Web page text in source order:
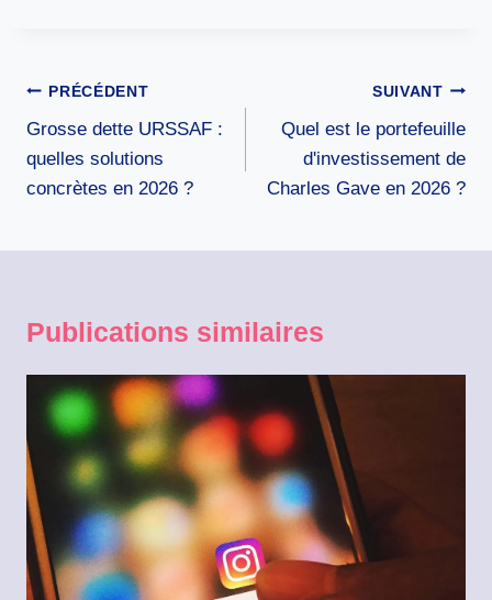
Navigation
de
l’article
PRÉCÉDENT
Grosse dette URSSAF :
quelles solutions
concrètes en 2026 ?
SUIVANT
Quel est le portefeuille
d'investissement de
Charles Gave en 2026 ?
Publications similaires